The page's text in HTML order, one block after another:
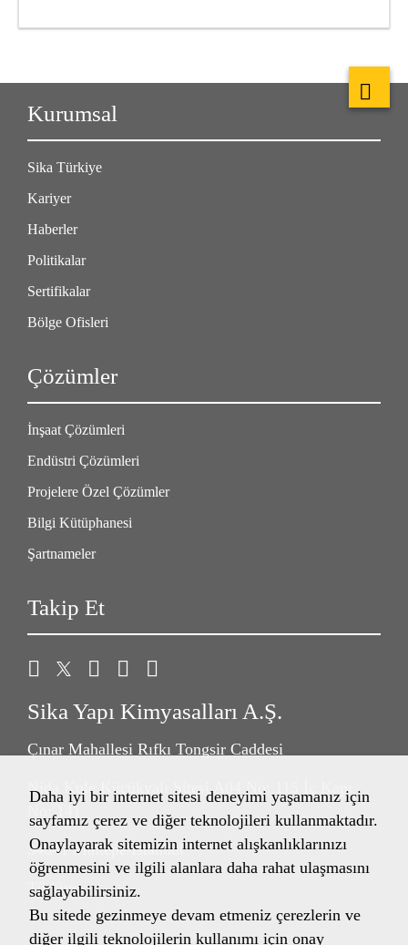
Kurumsal
Sika Türkiye
Kariyer
Haberler
Politikalar
Sertifikalar
Bölge Ofisleri
Çözümler
İnşaat Çözümleri
Endüstri Çözümleri
Projelere Özel Çözümler
Bilgi Kütüphanesi
Şartnameler
Takip Et
Sika Yapı Kimyasalları A.Ş.
Çınar Mahallesi Rıfkı Tongsir Caddesi
Nida Kule Küçükyalı Sitesi A04 No: 115 İç Kapı
No: 141
34841 Maltepe/İstanbul
Türkiye
Daha iyi bir internet sitesi deneyimi yaşamanız için
sayfamız çerez ve diğer teknolojileri kullanmaktadır.
Onaylayarak sitemizin internet alışkanlıklarınızı
öğrenmesini ve ilgili alanlara daha rahat ulaşmasını
sağlayabilirsiniz.
Bu sitede gezinmeye devam etmeniz çerezlerin ve
diğer ilgili teknolojilerin kullanımı için onay